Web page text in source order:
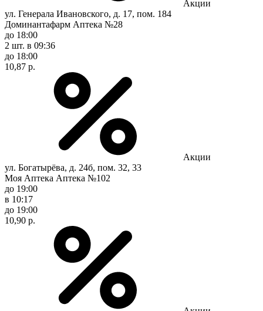
Акции
ул. Генерала Ивановского, д. 17, пом. 184
Доминантафарм Аптека №28
до 18:00
2 шт. в 09:36
до 18:00
10,87 р.
Акции
ул. Богатырёва, д. 24б, пом. 32, 33
Моя Аптека Аптека №102
до 19:00
в 10:17
до 19:00
10,90 р.